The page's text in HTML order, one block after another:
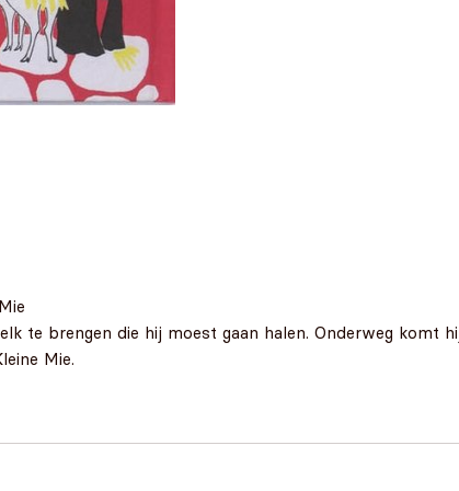
te brengen die hij moest gaan halen. Onderweg komt
Mie.